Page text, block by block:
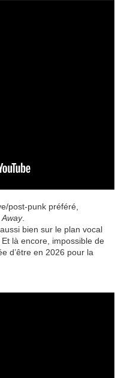
post-punk préféré,
.
bien sur le plan vocal
là encore, impossible de
d’être en 2026 pour la